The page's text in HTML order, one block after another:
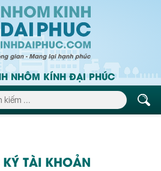
NHÔM KÍNH ĐẠI PHÚC
TÀI KHOẢN